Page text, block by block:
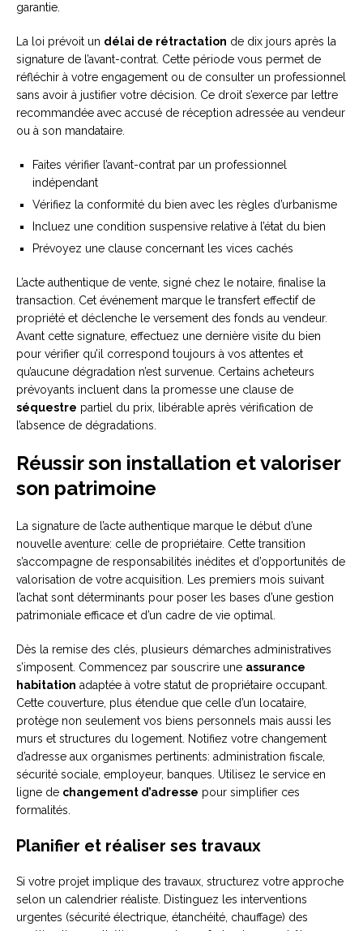
garantie.
La loi prévoit un délai de rétractation de dix jours après la
signature de l’avant-contrat. Cette période vous permet de
réfléchir à votre engagement ou de consulter un professionnel
sans avoir à justifier votre décision. Ce droit s’exerce par lettre
recommandée avec accusé de réception adressée au vendeur
ou à son mandataire.
Faites vérifier l’avant-contrat par un professionnel
indépendant
Vérifiez la conformité du bien avec les règles d’urbanisme
Incluez une condition suspensive relative à l’état du bien
Prévoyez une clause concernant les vices cachés
L’acte authentique de vente, signé chez le notaire, finalise la
transaction. Cet événement marque le transfert effectif de
propriété et déclenche le versement des fonds au vendeur.
Avant cette signature, effectuez une dernière visite du bien
pour vérifier qu’il correspond toujours à vos attentes et
qu’aucune dégradation n’est survenue. Certains acheteurs
prévoyants incluent dans la promesse une clause de
séquestre partiel du prix, libérable après vérification de
l’absence de dégradations.
Réussir son installation et valoriser
son patrimoine
La signature de l’acte authentique marque le début d’une
nouvelle aventure: celle de propriétaire. Cette transition
s’accompagne de responsabilités inédites et d’opportunités de
valorisation de votre acquisition. Les premiers mois suivant
l’achat sont déterminants pour poser les bases d’une gestion
patrimoniale efficace et d’un cadre de vie optimal.
Dès la remise des clés, plusieurs démarches administratives
s’imposent. Commencez par souscrire une assurance
habitation adaptée à votre statut de propriétaire occupant.
Cette couverture, plus étendue que celle d’un locataire,
protège non seulement vos biens personnels mais aussi les
murs et structures du logement. Notifiez votre changement
d’adresse aux organismes pertinents: administration fiscale,
sécurité sociale, employeur, banques. Utilisez le service en
ligne de changement d’adresse pour simplifier ces
formalités.
Planifier et réaliser ses travaux
Si votre projet implique des travaux, structurez votre approche
selon un calendrier réaliste. Distinguez les interventions
urgentes (sécurité électrique, étanchéité, chauffage) des